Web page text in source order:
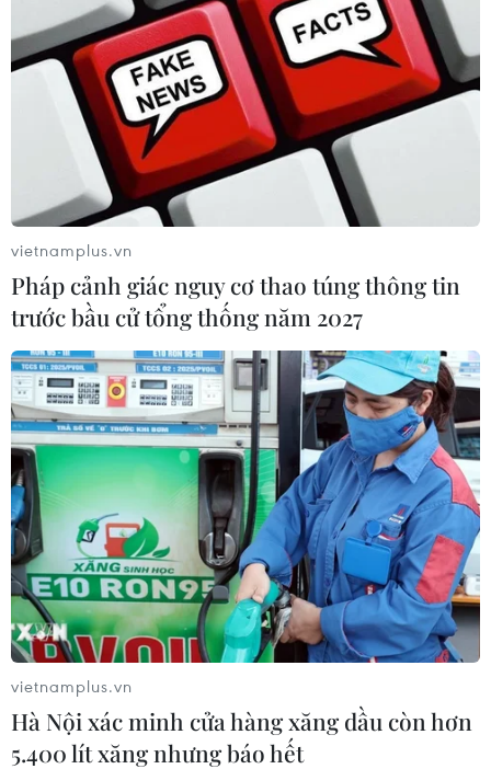
vietnamplus.vn
Pháp cảnh giác nguy cơ thao túng thông tin
trước bầu cử tổng thống năm 2027
vietnamplus.vn
Hà Nội xác minh cửa hàng xăng dầu còn hơn
5.400 lít xăng nhưng báo hết